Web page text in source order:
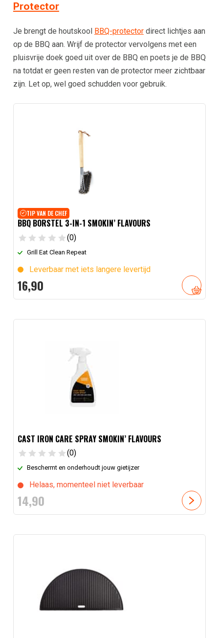
Protector
Je brengt de houtskool BBQ-protectordirect lichtjes aan
op de BBQ aan. Wrijf de protector vervolgens met een
pluisvrije doek goed uit over de BBQ en poets je de BBQ
na totdat er geen resten van de protector meer zichtbaar
zijn. Let op, wel goed schudden voor gebruik.
TIP VAN DE CHEF
BBQ BORSTEL 3-IN-1 SMOKIN’ FLAVOURS
(0)
Grill Eat Clean Repeat
Leverbaar met iets langere levertijd
16,90
CAST IRON CARE SPRAY SMOKIN’ FLAVOURS
(0)
Beschermt en onderhoudt jouw gietijzer
Helaas, momenteel niet leverbaar
14,90